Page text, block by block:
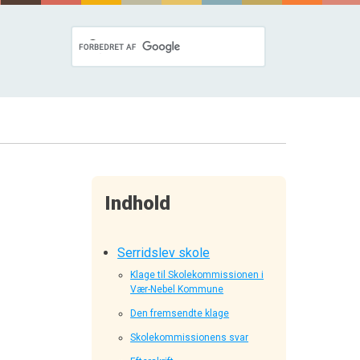
Indhold
Serridslev skole
Klage til Skolekommissionen i
Vær-Nebel Kommune
Den fremsendte klage
Skolekommissionens svar